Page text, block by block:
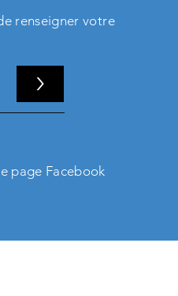
renseigner votre
>
page Facebook